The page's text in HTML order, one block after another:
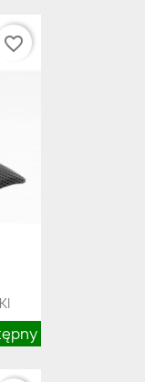
favorite_border